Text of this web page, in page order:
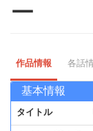
ー
作品情報 各話
基本情報
タイトル